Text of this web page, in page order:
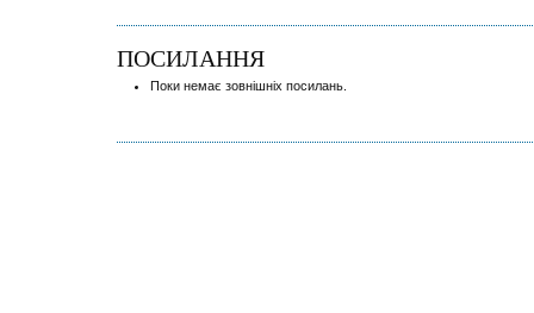
ПОСИЛАННЯ
Поки немає зовнішніх посилань.